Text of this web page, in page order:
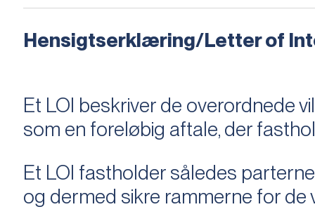
Hensigtserklæring/Letter of
Et LOI beskriver de overordnede
som en foreløbig aftale, der
Et LOI fastholder således
og dermed sikre rammerne for de